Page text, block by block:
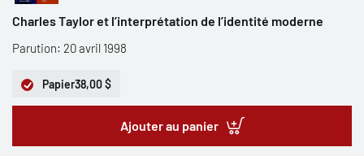
Charles Taylor et l’interprétation de l’identité moderne
Parution: 20 avril 1998
Papier38,00 $
Ajouter au panier